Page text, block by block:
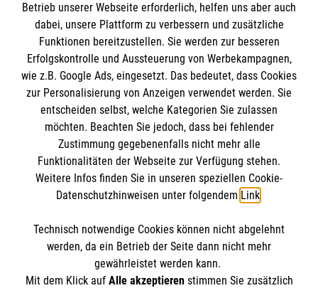
Informationen
Impressum
Datenschutz
Kontakt
Barrierefreiheit
Die Malteser
Malteser in Deutschland
Malteserorden
Sharepoint
Spendenkonto
IBAN: DE71 3706 0120 1201 2161 80
BIC: GENODED1PA7
So finden Sie uns
Betrieb unserer Webseite erforderlich, helfen uns aber auch
dabei, unsere Plattform zu verbessern und zusätzliche
Funktionen bereitzustellen. Sie werden zur besseren
Erfolgskontrolle und Aussteuerung von Werbekampagnen,
wie z.B. Google Ads, eingesetzt. Das bedeutet, dass Cookies
zur Personalisierung von Anzeigen verwendet werden. Sie
entscheiden selbst, welche Kategorien Sie zulassen
möchten. Beachten Sie jedoch, dass bei fehlender
Zustimmung gegebenenfalls nicht mehr alle
Funktionalitäten der Webseite zur Verfügung stehen.
Weitere Infos finden Sie in unseren speziellen Cookie-
Datenschutzhinweisen unter folgendem Link.
Technisch notwendige Cookies können nicht abgelehnt
werden, da ein Betrieb der Seite dann nicht mehr
gewährleistet werden kann.
Mit dem Klick auf Alle akzeptierenstimmen Sie zusätzlich